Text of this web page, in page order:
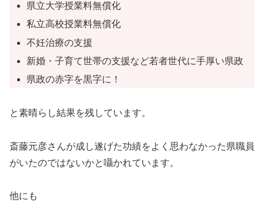
県立大学授業料無償化
私立高校授業料無償化
不妊治療の支援
新婚・子育て世帯の支援など若者世代に手厚い県政
県政の赤字を黒字に！
と素晴らし結果を残しています。
斎藤元彦さんが成し遂げた功績をよく思わなかった県職員
がいたのではないかと囁かれています。
他にも